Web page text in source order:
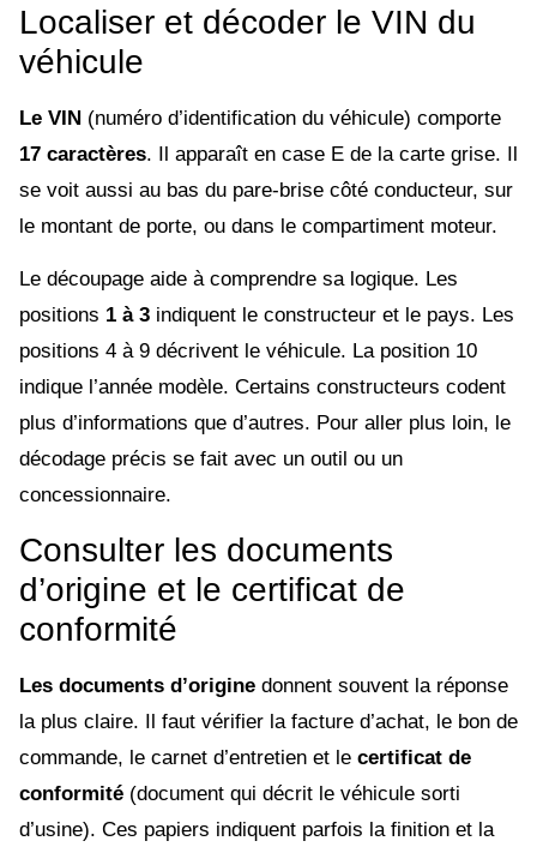
Localiser et décoder le VIN du
véhicule
Le VIN (numéro d’identification du véhicule) comporte
17 caractères. Il apparaît en case E de la carte grise. Il
se voit aussi au bas du pare-brise côté conducteur, sur
le montant de porte, ou dans le compartiment moteur.
Le découpage aide à comprendre sa logique. Les
positions 1 à 3 indiquent le constructeur et le pays. Les
positions 4 à 9 décrivent le véhicule. La position 10
indique l’année modèle. Certains constructeurs codent
plus d’informations que d’autres. Pour aller plus loin, le
décodage précis se fait avec un outil ou un
concessionnaire.
Consulter les documents
d’origine et le certificat de
conformité
Les documents d’origine donnent souvent la réponse
la plus claire. Il faut vérifier la facture d’achat, le bon de
commande, le carnet d’entretien et le certificat de
conformité (document qui décrit le véhicule sorti
d’usine). Ces papiers indiquent parfois la finition et la